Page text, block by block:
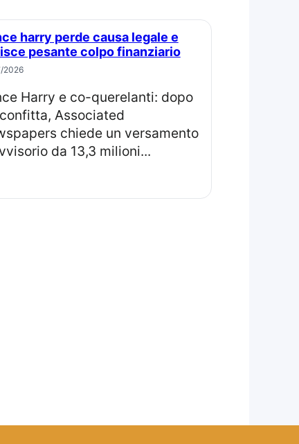
pesante colpo finanziario
2026
Associated
chiede un versamento
da 13,3 milioni...